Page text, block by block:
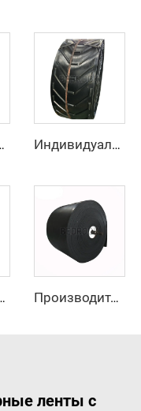
промышленности, карьеров и дробилок для камня Индивидуальный конвейерный ремень U-образного сечения, высокопрочный конвейерный ремень для транспортировки материалов при высоких температурах
для производственных предприятий и розничной торговли Производитель, поставщик, тяжелый резиновый конвейерный ремень со стальным тросом для горнодобывающей промышленности
ленты с